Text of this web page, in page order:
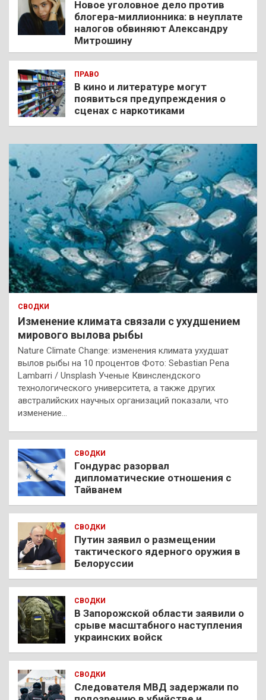
Новое уголовное дело против
блогера-миллионника: в неуплате
налогов обвиняют Александру
Митрошину
ПРАВО
В кино и литературе могут
появиться предупреждения о
сценах с наркотиками
СВОДКИ
Изменение климата связали с ухудшением
мирового вылова рыбы
Nature Climate Change: изменения климата ухудшат
вылов рыбы на 10 процентов Фото: Sebastian Pena
Lambarri / Unsplash Ученые Квинслендского
технологического университета, а также других
австралийских научных организаций показали, что
изменение…
СВОДКИ
Гондурас разорвал
дипломатические отношения с
Тайванем
СВОДКИ
Путин заявил о размещении
тактического ядерного оружия в
Белоруссии
СВОДКИ
В Запорожской области заявили о
срыве масштабного наступления
украинских войск
СВОДКИ
Следователя МВД задержали по